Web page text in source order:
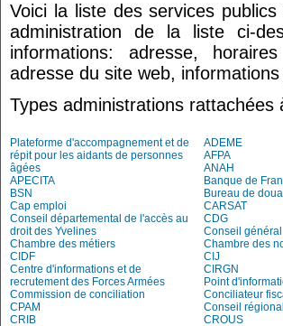
Voici la liste des services
administration de la liste ci-
informations: adresse,
adresse du site web,
Types administrations rattachées
Plateforme d'accompagnement et de
répit pour les aidants de personnes
âgées
ADEME
AFPA
ANAH
APECITA
Banque de
BSN
Bureau de
Cap emploi
CARSAT
Conseil départemental de l'accès au
droit des Yvelines
CDG
Conseil général
Chambre des métiers
Chambre des
CIDF
CIJ
Centre d'informations et de
recrutement des Forces Armées
CIRGN
Point
Commission de conciliation
Conciliateur
CPAM
Conseil régional
CRIB
CROUS